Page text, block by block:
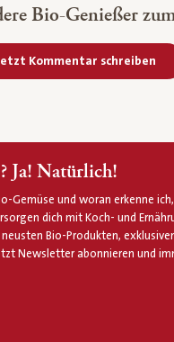
Bio-Genießer
Kommentar schreiben
Ja! Natürlich!
Gemüse und woran erkenne
dich mit Koch- und
Bio-Produkten,
Newsletter abonnieren und